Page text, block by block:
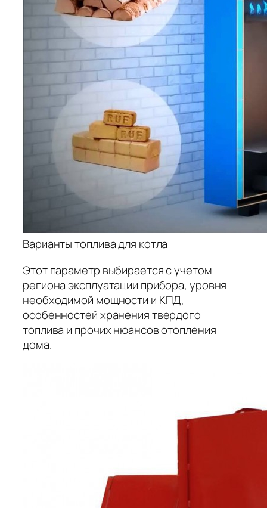
Варианты топлива для котла
Этот параметр выбирается с учетом
региона эксплуатации прибора, уровня
необходимой мощности и КПД,
особенностей хранения твердого
топлива и прочих нюансов отопления
дома.